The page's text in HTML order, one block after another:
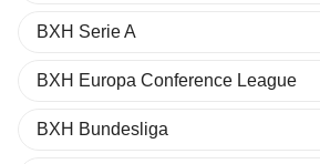
BXH Serie A
BXH Europa Conference League
BXH Bundesliga